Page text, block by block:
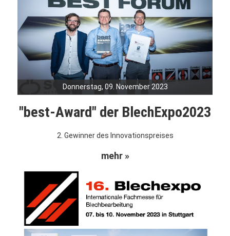
Donnerstag, 09. November 2023
"best-Award" der BlechExpo2023
2. Gewinner des Innovationspreises
mehr »